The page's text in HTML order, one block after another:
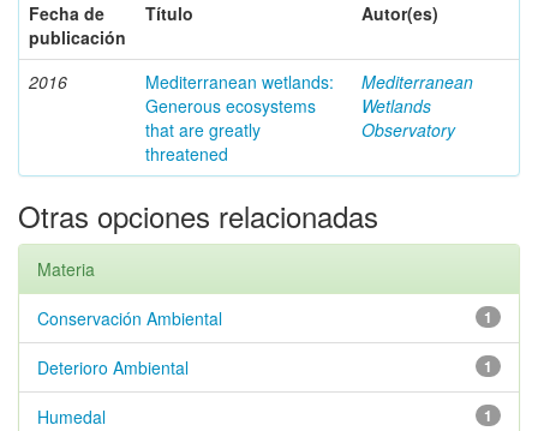
Fecha de
publicación
Título Autor(es)
2016
Mediterranean wetlands:
Generous ecosystems
that are greatly
threatened
Mediterranean
Wetlands
Observatory
Otras opciones relacionadas
Materia
1
Conservación Ambiental
1
Deterioro Ambiental
1
Humedal